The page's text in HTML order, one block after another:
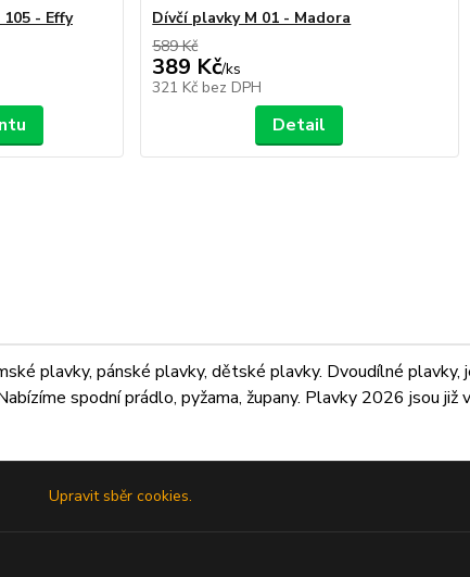
- Effy
Dívčí plavky M 01 - Madora
589 Kč
389 Kč/ks
321 Kč bez DPH
Detail
plavky, pánské plavky, dětské plavky. Dvoudílné
spodní prádlo, pyžama, župany. Plavky 2026 jsou již
Upravit sběr cookies.